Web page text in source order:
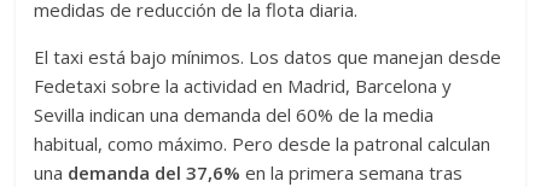
medidas de reducción de la flota diaria.
El taxi está bajo mínimos. Los datos que manejan desde
Fedetaxi sobre la actividad en Madrid, Barcelona y
Sevilla indican una demanda del 60% de la media
habitual, como máximo. Pero desde la patronal calculan
una demanda del 37,6% en la primera semana tras